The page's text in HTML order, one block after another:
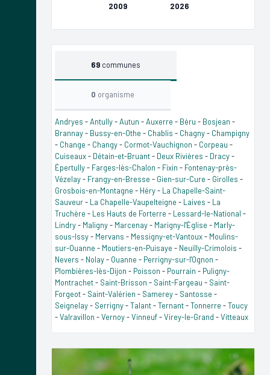
2009 2026
69 communes
0 organisme
Andryes -Antully-Autun -Auxerre - Béru - Bosjean -
Brannay- Bussy-en-Othe - Chablis - Chagny- Champigny
- Change - Changy- Cormot-Vauchignon - Corpeau -
Cuiseaux- Détain-et-Bruant- Deux Rivières - Dracy-
Épertully- Farges-lès-Chalon - Fixin - Fontenay-près-
Vézelay- Frangy-en-Bresse - Gien-sur-Cure - Girolles -
Grosbois-en-Montagne - Héry- La Chapelle-Saint-
Sauveur- La Chapelle-Vaupelteigne - Laives - La
Truchère - Les Hauts de Forterre - Lessard-le-National -
Lindry- Maligny- Marcenay- Marigny-l'Église - Marly-
sous-Issy- Mervans - Messigny-et-Vantoux- Moulins-
sur-Ouanne - Moutiers-en-Puisaye - Neuilly-Crimolois -
Nevers - Nolay- Ouanne - Perrigny-sur-l'Ognon -
Plombières-lès-Dijon - Poisson - Pourrain - Puligny-
Montrachet- Saint-Brisson - Saint-Fargeau - Saint-
Forgeot- Saint-Valérien - Samerey- Santosse -
Seignelay- Serrigny-Talant-Ternant-Tonnerre -Toucy
-Valravillon -Vernoy-Vinneuf-Virey-le-Grand -Vitteaux